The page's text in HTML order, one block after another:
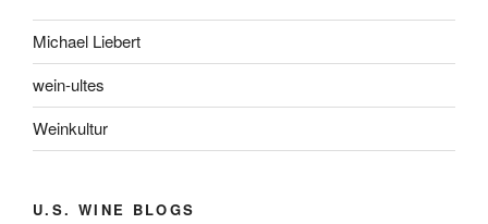
Michael Liebert
wein-ultes
Weinkultur
U.S. WINE BLOGS